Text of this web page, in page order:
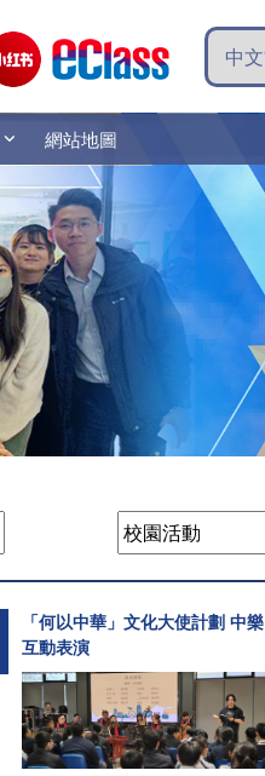
網站地圖
「何以中華」文化大使計劃 中樂
互動表演